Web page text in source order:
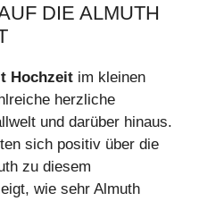
DIE ALMUTH
Hochzeit im kleinen
herzliche
und darüber hinaus.
sich positiv über die
zu diesem
wie sehr Almuth